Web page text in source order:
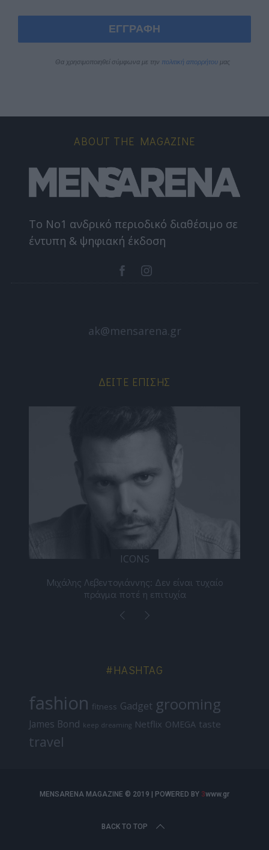
ΕΓΓΡΑΦΗ
Θα χρησιμοποιηθεί σύμφωνα με την πολιτική απορρήτου μας
ABOUT THE MAGAZINE
Το Nο1 ανδρικό περιοδικό διαθέσιμο σε
έντυπη & ψηφιακή έκδοση
ak@mensarena.gr
ΔΕΊΤΕ ΕΠΊΣΗΣ
ICONS
Μιχάλης Λεβεντογιάννης: Δεν είναι τυχαίο
πράγμα ποτέ η επιτυχία
#HASHTAG
fashion fitness Gadget grooming
James Bond keep dreaming Netflix OMEGA taste
travel
MENSARENA MAGAZINE © 2019 | POWERED BY 3www.gr
BACK TO TOP